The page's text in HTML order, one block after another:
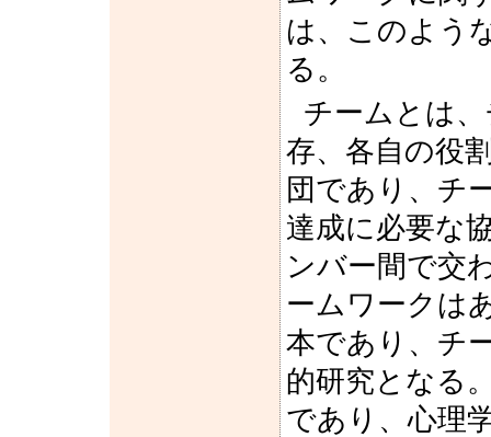
は、このよう
る。
チームとは
存、各自の役
団であり、チ
達成に必要な
ンバー間で交
ームワークは
本であり、チ
的研究となる
であり、心理